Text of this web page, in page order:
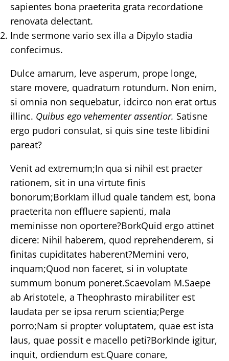
sapientes bona praeterita grata recordatione
renovata delectant.
Inde sermone vario sex illa a Dipylo stadia
confecimus.
Dulce amarum, leve asperum, prope longe,
stare movere, quadratum rotundum. Non enim,
si omnia non sequebatur, idcirco non erat ortus
illinc. Quibus ego vehementer assentior. Satisne
ergo pudori consulat, si quis sine teste libidini
pareat?
Venit ad extremum;In qua si nihil est praeter
rationem, sit in una virtute finis
bonorum;BorkIam illud quale tandem est, bona
praeterita non effluere sapienti, mala
meminisse non oportere?BorkQuid ergo attinet
dicere: Nihil haberem, quod reprehenderem, si
finitas cupiditates haberent?Memini vero,
inquam;Quod non faceret, si in voluptate
summum bonum poneret.Scaevolam M.Saepe
ab Aristotele, a Theophrasto mirabiliter est
laudata per se ipsa rerum scientia;Perge
porro;Nam si propter voluptatem, quae est ista
laus, quae possit e macello peti?BorkInde igitur,
inquit, ordiendum est.Quare conare,